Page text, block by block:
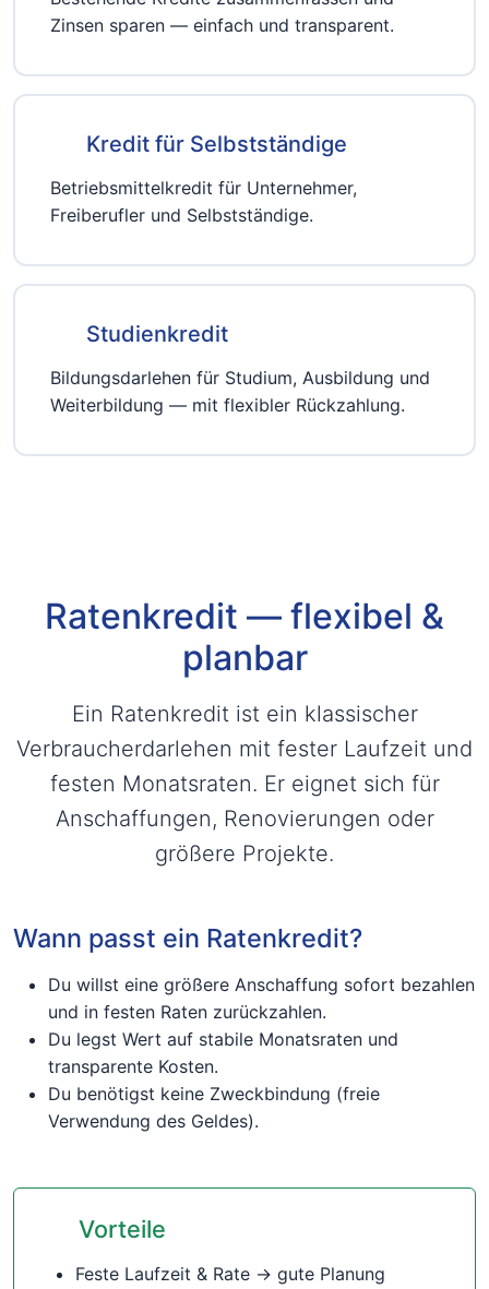
Zinsen sparen — einfach und transparent.
Kredit für Selbstständige
Betriebsmittelkredit für Unternehmer,
Freiberufler und Selbstständige.
Studienkredit
Bildungsdarlehen für Studium, Ausbildung und
Weiterbildung — mit flexibler Rückzahlung.
Ratenkredit — flexibel &
planbar
Ein Ratenkredit ist ein klassischer
Verbraucherdarlehen mit fester Laufzeit und
festen Monatsraten. Er eignet sich für
Anschaffungen, Renovierungen oder
größere Projekte.
Wann passt ein Ratenkredit?
Du willst eine größere Anschaffung sofort bezahlen
und in festen Raten zurückzahlen.
Du legst Wert auf stabile Monatsraten und
transparente Kosten.
Du benötigst keine Zweckbindung (freie
Verwendung des Geldes).
Vorteile
Feste Laufzeit & Rate → gute Planung